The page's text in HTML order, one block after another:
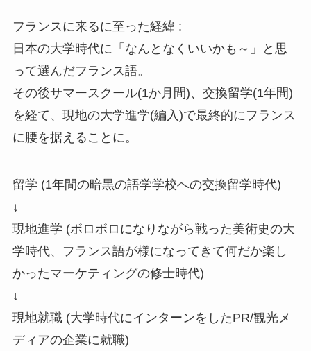
フランスに来るに至った経緯 :
日本の大学時代に「なんとなくいいかも～」と思
って選んだフランス語。
その後サマースクール(1か月間)、交換留学(1年間)
を経て、現地の大学進学(編入)で最終的にフランス
に腰を据えることに。
留学 (1年間の暗黒の語学学校への交換留学時代)
↓
現地進学 (ボロボロになりながら戦った美術史の大
学時代、フランス語が様になってきて何だか楽し
かったマーケティングの修士時代)
↓
現地就職 (大学時代にインターンをしたPR/観光メ
ディアの企業に就職)